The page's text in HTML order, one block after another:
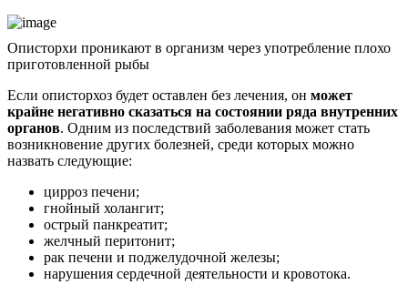
Описторхи проникают в организм через употребление плохо
приготовленной рыбы
Если описторхоз будет оставлен без лечения, он может
крайне негативно сказаться на состоянии ряда внутренних
органов. Одним из последствий заболевания может стать
возникновение других болезней, среди которых можно
назвать следующие:
цирроз печени;
гнойный холангит;
острый панкреатит;
желчный перитонит;
рак печени и поджелудочной железы;
нарушения сердечной деятельности и кровотока.